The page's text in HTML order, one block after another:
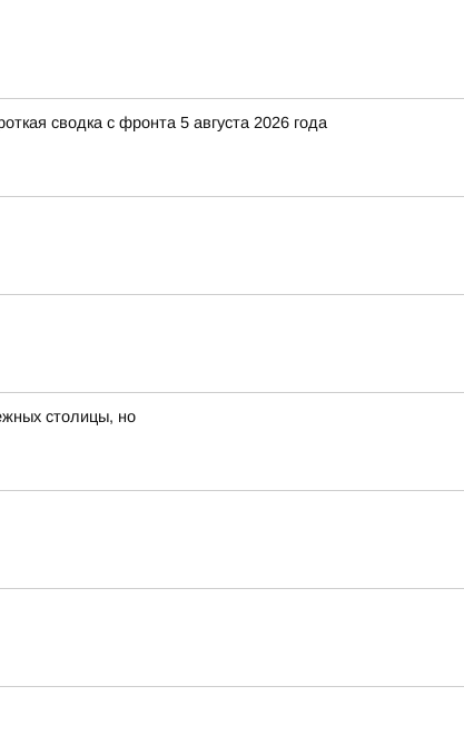
сводка с фронта 5 августа 2026 года
столицы, но